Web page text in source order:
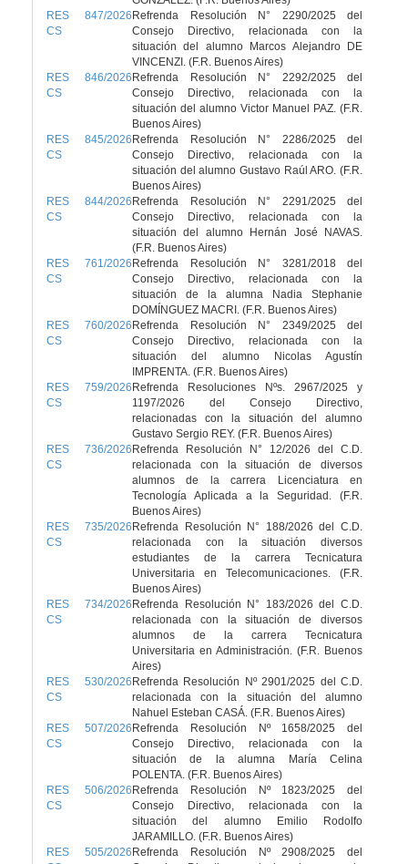
RES 847/2026
CS
Refrenda Resolución N° 2290/2025 del
Consejo Directivo, relacionada con la
situación del alumno Marcos Alejandro DE
VINCENZI. (F.R. Buenos Aires)
RES 846/2026
CS
Refrenda Resolución N° 2292/2025 del
Consejo Directivo, relacionada con la
situación del alumno Victor Manuel PAZ. (F.R.
Buenos Aires)
RES 845/2026
CS
Refrenda Resolución N° 2286/2025 del
Consejo Directivo, relacionada con la
situación del alumno Gustavo Raúl ARO. (F.R.
Buenos Aires)
RES 844/2026
CS
Refrenda Resolución N° 2291/2025 del
Consejo Directivo, relacionada con la
situación del alumno Hernán José NAVAS.
(F.R. Buenos Aires)
RES 761/2026
CS
Refrenda Resolución N° 3281/2018 del
Consejo Directivo, relacionada con la
situación de la alumna Nadia Stephanie
DOMÍNGUEZ MACRI. (F.R. Buenos Aires)
RES 760/2026
CS
Refrenda Resolución N° 2349/2025 del
Consejo Directivo, relacionada con la
situación del alumno Nicolas Agustín
IMPRENTA. (F.R. Buenos Aires)
RES 759/2026
CS
Refrenda Resoluciones Nºs. 2967/2025 y
1197/2026 del Consejo Directivo,
relacionadas con la situación del alumno
Gustavo Sergio REY. (F.R. Buenos Aires)
RES 736/2026
CS
Refrenda Resolución N° 12/2026 del C.D.
relacionada con la situación de diversos
alumnos de la carrera Licenciatura en
Tecnología Aplicada a la Seguridad. (F.R.
Buenos Aires)
RES 735/2026
CS
Refrenda Resolución N° 188/2026 del C.D.
relacionada con la situación diversos
estudiantes de la carrera Tecnicatura
Universitaria en Telecomunicaciones. (F.R.
Buenos Aires)
RES 734/2026
CS
Refrenda Resolución N° 183/2026 del C.D.
relacionada con la situación de diversos
alumnos de la carrera Tecnicatura
Universitaria en Administración. (F.R. Buenos
Aires)
RES 530/2026
CS
Refrenda Resolución Nº 2901/2025 del C.D.
relacionada con la situación del alumno
Nahuel Esteban CASÁ. (F.R. Buenos Aires)
RES 507/2026
CS
Refrenda Resolución Nº 1658/2025 del
Consejo Directivo, relacionada con la
situación de la alumna María Celina
POLENTA. (F.R. Buenos Aires)
RES 506/2026
CS
Refrenda Resolución Nº 1823/2025 del
Consejo Directivo, relacionada con la
situación del alumno Emilio Rodolfo
JARAMILLO. (F.R. Buenos Aires)
RES 505/2026 Refrenda Resolución Nº 2908/2025 del